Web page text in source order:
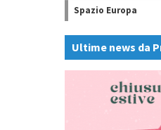
Spazio Europa
Ultime news da